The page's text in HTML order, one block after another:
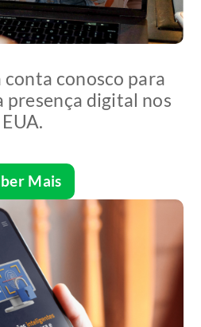
conta conosco para
presença digital nos
EUA.
Mais